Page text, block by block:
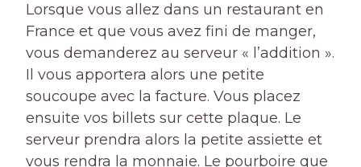
Lorsque vous allez dans un restaurant en
France et que vous avez fini de manger,
vous demanderez au serveur « l’addition ».
Il vous apportera alors une petite
soucoupe avec la facture. Vous placez
ensuite vos billets sur cette plaque. Le
serveur prendra alors la petite assiette et
vous rendra la monnaie. Le pourboire que